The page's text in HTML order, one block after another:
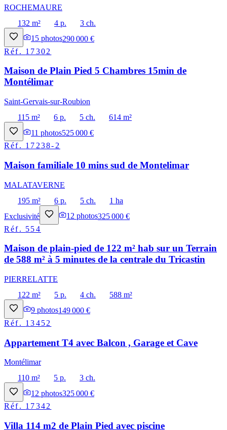
ROCHEMAURE
132 m²
4 p.
3 ch.
15 photos290 000 €
Réf. 17302
Maison de Plain Pied 5 Chambres 15min de
Montélimar
Saint-Gervais-sur-Roubion
115 m²
6 p. 5 ch.
614 m²
11 photos525 000 €
Réf. 17238-2
Maison familiale 10 mins sud de Montelimar
MALATAVERNE
195 m²
6 p. 5 ch.
1 ha
Exclusivité
12 photos325 000 €
Réf. 554
Maison de plain-pied de 122 m² hab sur un Terrain
de 588 m² à 5 minutes de la centrale du Tricastin
PIERRELATTE
122 m²
5 p. 4 ch.
588 m²
9 photos149 000 €
Réf. 13452
Appartement T4 avec Balcon , Garage et Cave
Montélimar
110 m²
5 p.
3 ch.
12 photos325 000 €
Réf. 17342
Villa 114 m2 de Plain Pied avec piscine